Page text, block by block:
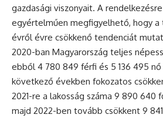
gazdasági viszonyait. A
egyértelműen megfigyelhető, hogy a
évről évre csökkenő tendenciát
2020-ban Magyarország teljes
ebből 4 780 849 férfi és 5 136 495
következő években fokozatos
2021-re a lakosság száma 9 890 640
majd 2022-ben tovább csökkent 9